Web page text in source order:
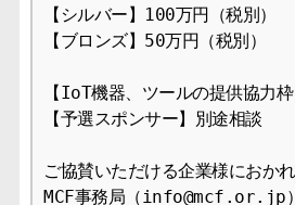
【シルバー】100万円（税別）
【ブロンズ】50万円（税別）
【IoT機器、ツールの提供協力
【予選スポンサー】別途相談
ご協賛いただける企業様におか
MCF事務局（info@mcf.or.jp